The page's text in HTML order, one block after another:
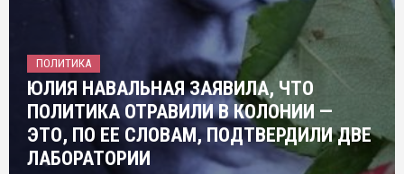
ПОЛИТИКА
ЮЛИЯ НАВАЛЬНАЯ ЗАЯВИЛА, ЧТО
ПОЛИТИКА ОТРАВИЛИ В КОЛОНИИ —
ЭТО, ПО ЕЕ СЛОВАМ, ПОДТВЕРДИЛИ ДВЕ
ЛАБОРАТОРИИ